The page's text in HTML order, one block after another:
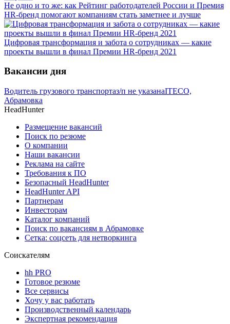
Не одно и то же: как Рейтинг работодателей России и Премия
HR-бренд помогают компаниям стать заметнее и лучше
Цифровая трансформация и забота о сотрудниках — какие
проекты вышли в финал Премии HR-бренд 2021
Вакансии дня
Водитель грузового транспортаз/п не указанаITECO,
Абрамовка
HeadHunter
Размещение вакансий
Поиск по резюме
О компании
Наши вакансии
Реклама на сайте
Требования к ПО
Безопасный HeadHunter
HeadHunter API
Партнерам
Инвесторам
Каталог компаний
Поиск по вакансиям в Абрамовке
Сетка: соцсеть для нетворкинга
Соискателям
hh PRO
Готовое резюме
Все сервисы
Хочу у вас работать
Производственный календарь
Экспертная рекомендация